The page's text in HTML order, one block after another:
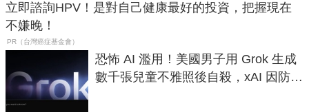
立即諮詢HPV！是對自己健康最好的投資，把握現在
不嫌晚！
PR（台灣癌症基金會）
恐怖 AI 濫用！美國男子用 Grok 生成
數千張兒童不雅照後自殺，xAI 因防護